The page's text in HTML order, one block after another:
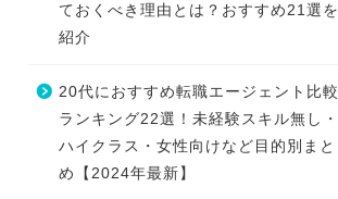
ておくべき理由とは？おすすめ21選を
紹介
20代におすすめ転職エージェント比較
ランキング22選！未経験スキル無し・
ハイクラス・女性向けなど目的別まと
め【2024年最新】